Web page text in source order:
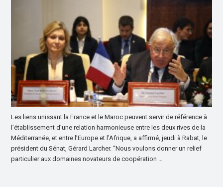
Les liens unissant la France et le Maroc peuvent servir de référence à
l’établissement d’une relation harmonieuse entre les deux rives de la
Méditerranée, et entre l’Europe et l’Afrique, a affirmé, jeudi à Rabat, le
président du Sénat, Gérard Larcher. “Nous voulons donner un relief
particulier aux domaines novateurs de coopération …